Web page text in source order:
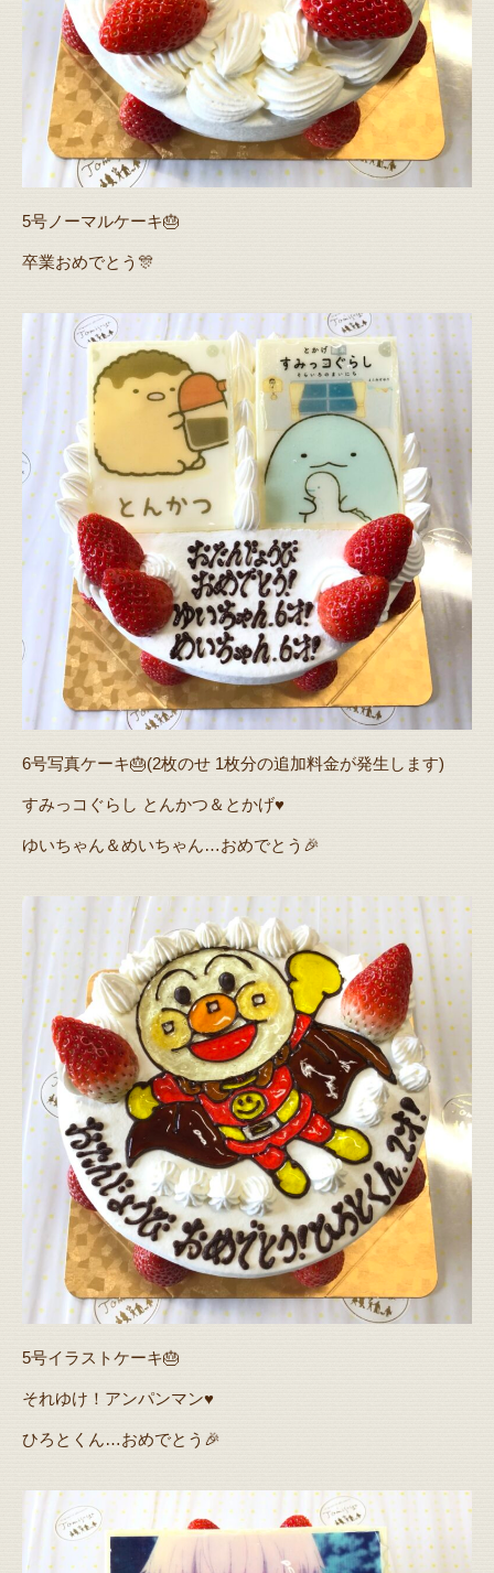
5号ノーマルケーキ🎂
卒業おめでとう🎊
6号写真ケーキ🎂(2枚のせ 1枚分の追加料金が発生します)
すみっコぐらし とんかつ＆とかげ♥️
ゆいちゃん＆めいちゃん…おめでとう🎉
5号イラストケーキ🎂
それゆけ！アンパンマン♥️
ひろとくん…おめでとう🎉